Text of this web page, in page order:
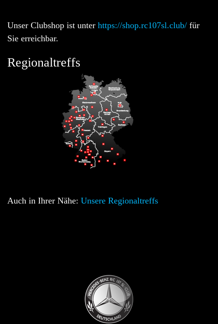
Unser Clubshop ist unter https://shop.rc107sl.club/ für
Sie erreichbar.
Regionaltreffs
Auch in Ihrer Nähe: Unsere Regionaltreffs